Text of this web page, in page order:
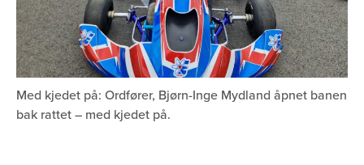
Med kjedet på: Ordfører, Bjørn-Inge Mydland åpnet banen
bak rattet – med kjedet på.